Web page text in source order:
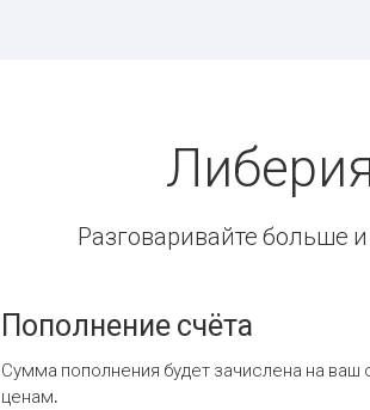
Разговаривайте больше
Пополнение счёта
Сумма пополнения будет зачислена на
ценам.